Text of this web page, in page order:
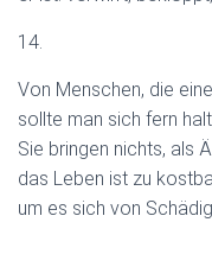
14.
Von Menschen, die
sollte man sich fern
Sie bringen nichts, als
das Leben ist zu
um es sich von